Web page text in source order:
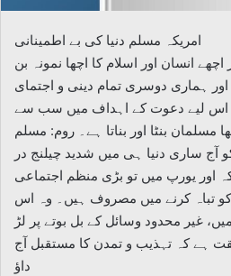
امریکہ مسلم دنیا کی بے اطمینانی
انسان اور اسلام کا اچھا نمونہ بن
ہماری دوسری تمام دینی و اجتمای
اس لیے دعوت کے اہداف میں سب سے
مسلمان بنٹا اور بناتا ہے۔ روم: مسلم
آج ساری دنیا ہی میں شدید چیلنج در
اور یورپ میں تو بڑی منظم اجتماعی
کو تباہ کرنے میں مصروف ہیں۔ وہ اس
غیر محدود وسائل کے بل بوتے پر لڑ
ہے کہ تہذیب و تمدن کا مستقبل آج
داؤ